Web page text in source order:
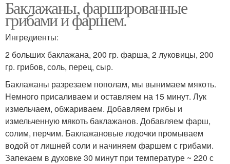
Баклажаны, фаршированные
грибами и фаршем.
Ингредиенты:
2 больших баклажана, 200 гр. фарша, 2 луковицы, 200
гр. грибов, соль, перец, сыр.
Баклажаны разрезаем пополам, мы вынимаем мякоть.
Немного присаливаем и оставляем на 15 минут. Лук
измельчаем, обжариваем. Добавляем грибы и
измельченную мякоть баклажанов. Добавляем фарш,
солим, перчим. Баклажановые лодочки промываем
водой от лишней соли и начиняем фаршем с грибами.
Запекаем в духовке 30 минут при температуре ~ 220 с